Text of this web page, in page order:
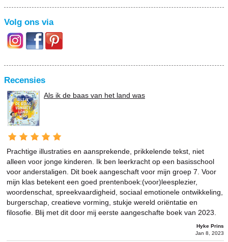
Volg ons via
Recensies
Als ik de baas van het land was
Prachtige illustraties en aansprekende, prikkelende tekst, niet
alleen voor jonge kinderen. Ik ben leerkracht op een basisschool
voor anderstaligen. Dit boek aangeschaft voor mijn groep 7. Voor
mijn klas betekent een goed prentenboek:(voor)leesplezier,
woordenschat, spreekvaardigheid, sociaal emotionele ontwikkeling,
burgerschap, creatieve vorming, stukje wereld oriëntatie en
filosofie. Blij met dit door mij eerste aangeschafte boek van 2023.
Hyke Prins
Jan 8, 2023